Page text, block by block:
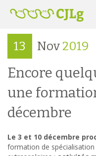
13 Nov 2019
Encore
une
décembre
Le 3 et 10 décembre
formation de